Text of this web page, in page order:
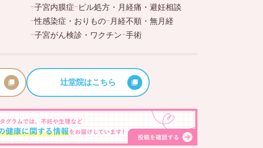
ｰ子宮内膜症ｰ ピル処方・月経痛・避妊相談
ｰ性感染症・おりものｰ 月経不順・無月経
ｰ子宮がん検診・ワクチンｰ手術
辻堂院はこちら